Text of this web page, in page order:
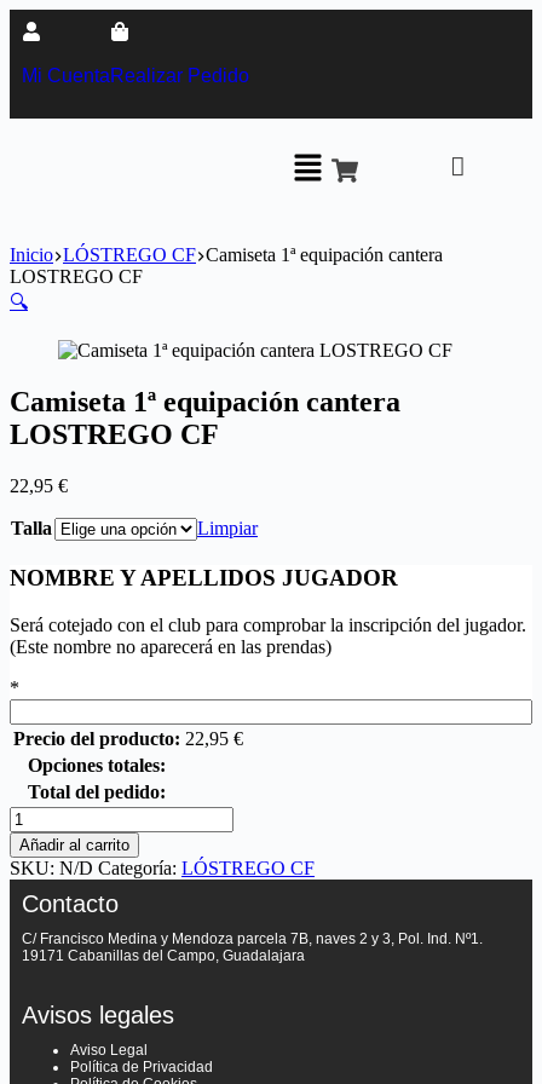
Mi CuentaRealizar Pedido
Inicio LÓSTREGO CF Camiseta 1ª equipación cantera
LOSTREGO CF
🔍
Camiseta 1ª equipación cantera
LOSTREGO CF
22,95 €
Talla Limpiar
NOMBRE Y APELLIDOS JUGADOR
Será cotejado con el club para comprobar la inscripción del jugador.
(Este nombre no aparecerá en las prendas)
*
Precio del producto: 22,95 €
Opciones totales:
Total del pedido:
Añadir al carrito
SKU: N/D Categoría: LÓSTREGO CF
Contacto
C/ Francisco Medina y Mendoza parcela 7B, naves 2 y 3, Pol. Ind. Nº1.
19171 Cabanillas del Campo, Guadalajara
Avisos legales
Aviso Legal
Política de Privacidad